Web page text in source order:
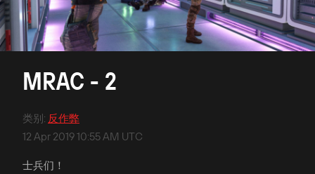
MRAC - 2
类别: 反作弊
12 Apr 2019 10:55 AM UTC
士兵们！